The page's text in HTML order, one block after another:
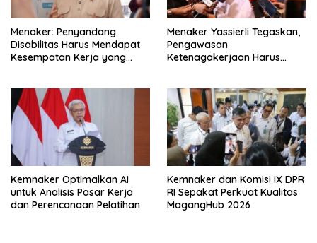
Menaker: Penyandang
Disabilitas Harus Mendapat
Kesempatan Kerja yang
Menaker Yassierli Tegaskan,
Pengawasan
Ketenagakerjaan Harus
Kemnaker Optimalkan AI
untuk Analisis Pasar Kerja
dan Perencanaan Pelatihan
Kemnaker dan Komisi IX DPR
RI Sepakat Perkuat Kualitas
MagangHub 2026